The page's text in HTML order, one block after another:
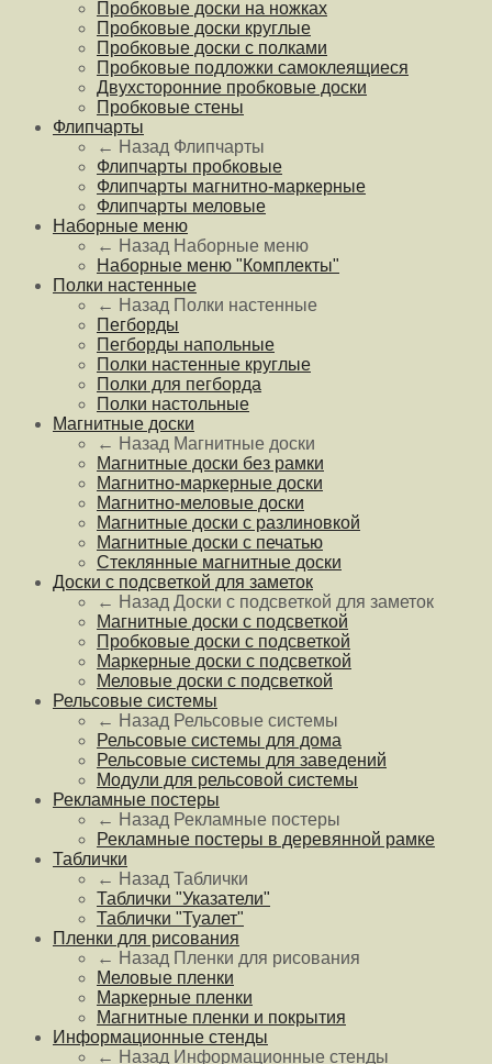
Пробковые доски на ножках
Пробковые доски круглые
Пробковые доски с полками
Пробковые подложки самоклеящиеся
Двухсторонние пробковые доски
Пробковые стены
Флипчарты
← Назад Флипчарты
Флипчарты пробковые
Флипчарты магнитно-маркерные
Флипчарты меловые
Наборные меню
← Назад Наборные меню
Наборные меню "Комплекты"
Полки настенные
← Назад Полки настенные
Пегборды
Пегборды напольные
Полки настенные круглые
Полки для пегборда
Полки настольные
Магнитные доски
← Назад Магнитные доски
Магнитные доски без рамки
Магнитно-маркерные доски
Магнитно-меловые доски
Магнитные доски с разлиновкой
Магнитные доски с печатью
Стеклянные магнитные доски
Доски с подсветкой для заметок
← Назад Доски с подсветкой для заметок
Магнитные доски с подсветкой
Пробковые доски с подсветкой
Маркерные доски с подсветкой
Меловые доски с подсветкой
Рельсовые системы
← Назад Рельсовые системы
Рельсовые системы для дома
Рельсовые системы для заведений
Модули для рельсовой системы
Рекламные постеры
← Назад Рекламные постеры
Рекламные постеры в деревянной рамке
Таблички
← Назад Таблички
Таблички "Указатели"
Таблички "Туалет"
Пленки для рисования
← Назад Пленки для рисования
Меловые пленки
Маркерные пленки
Магнитные пленки и покрытия
Информационные стенды
← Назад Информационные стенды